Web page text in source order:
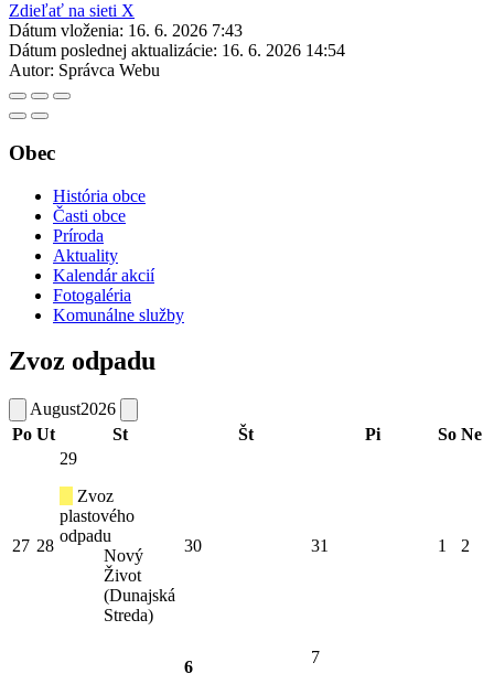
Zdieľať na sieti X
Dátum vloženia: 16. 6. 2026 7:43
Dátum poslednej aktualizácie: 16. 6. 2026 14:54
Autor: Správca Webu
Obec
História obce
Časti obce
Príroda
Aktuality
Kalendár akcií
Fotogaléria
Komunálne služby
Zvoz odpadu
August2026
Po Ut St Št Pi So Ne
27 28
29
Zvoz
plastového
odpadu
Nový
Život
(Dunajská
Streda)
30 31 1 2
6
7